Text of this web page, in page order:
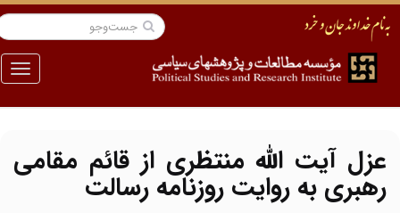
منو
عزل آیت الله منتظری از قائم مقامی
رهبری به روایت روزنامه رسالت